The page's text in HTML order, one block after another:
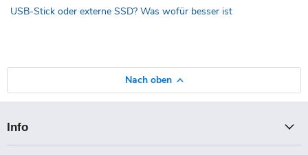
USB-Stick oder externe SSD? Was wofür besser ist
Nach oben
Info